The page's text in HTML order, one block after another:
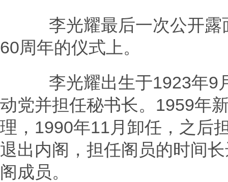
李光耀最后一次公开露
60周年的仪式上。
李光耀出生于1923年9
动党并担任秘书长。1959年
理，1990年11月卸任，之后
退出内阁，担任阁员的时间
阁成员。